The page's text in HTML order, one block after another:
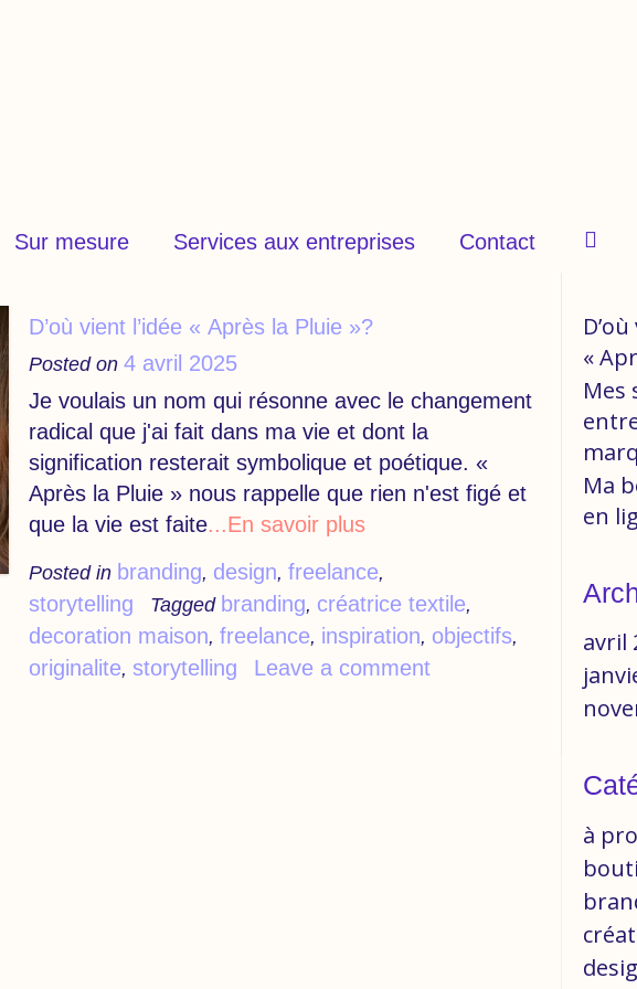
Sur mesure Services aux entreprises Contact
D’où vient l’idée « Après la Pluie »?
Posted on4 avril 2025
Je voulais un nom qui résonne avec le changement
radical que j'ai fait dans ma vie et dont la
signification resterait symbolique et poétique. «
Après la Pluie » nous rappelle que rien n'est figé et
que la vie est faite...En savoir plus
Posted in branding, design,freelance,
storytelling Tagged branding, créatrice textile,
decoration maison,freelance, inspiration, objectifs,
originalite, storytelling Leave a comment
«
Mes
Ma
en
avril
à